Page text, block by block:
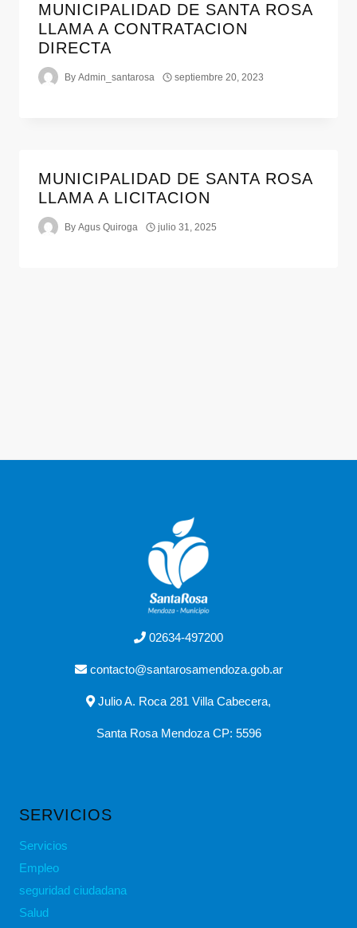
MUNICIPALIDAD DE SANTA ROSA
LLAMA A CONTRATACION
DIRECTA
By Admin_santarosa septiembre 20, 2023
MUNICIPALIDAD DE SANTA ROSA
LLAMA A LICITACION
By Agus Quiroga julio 31, 2025
02634-497200
contacto@santarosamendoza.gob.ar
Julio A. Roca 281 Villa Cabecera,
Santa Rosa Mendoza CP: 5596
SERVICIOS
Servicios
Empleo
seguridad ciudadana
Salud